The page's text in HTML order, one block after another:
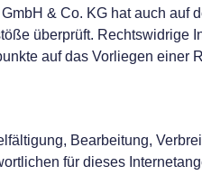
& Co. KG hat auch auf
überprüft. Rechtswidrige
auf das Vorliegen einer
Bearbeitung,
für dieses